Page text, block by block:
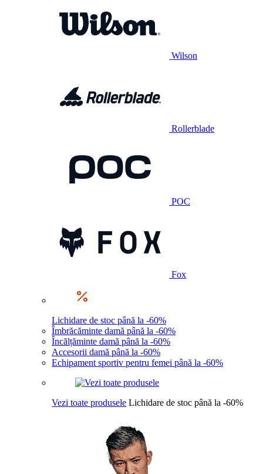
Wilson
Rollerblade
POC
Fox
Lichidare de stoc până la -60%
Îmbrăcăminte damă până la -60%
Încălțăminte damă până la -60%
Accesorii damă până la -60%
Echipament sportiv pentru femei până la -60%
Vezi toate produsele Lichidare de stoc până la -60%